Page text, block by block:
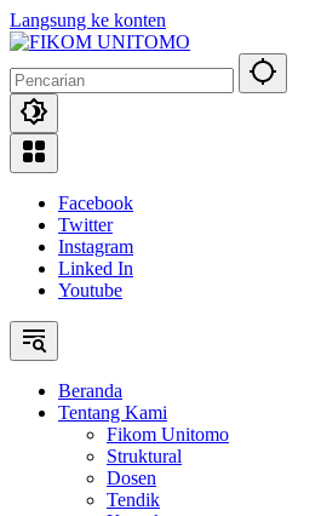
Langsung ke konten
Facebook
Twitter
Instagram
Linked In
Youtube
Beranda
Tentang Kami
Fikom Unitomo
Struktural
Dosen
Tendik